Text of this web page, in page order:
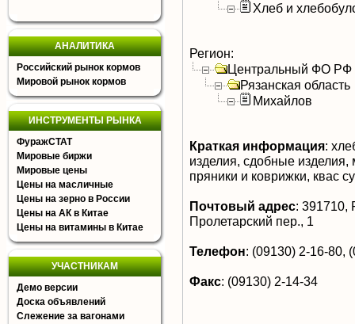
АНАЛИТИКА
Российский рынок кормов
Мировой рынок кормов
ИНСТРУМЕНТЫ РЫНКА
ФуражСТАТ
Мировые биржи
Мировые цены
Цены на масличные
Цены на зерно в России
Цены на АК в Китае
Цены на витамины в Китае
УЧАСТНИКАМ
Демо версии
Доска объявлений
Слежение за вагонами
Хлеб и
Регион:
Центральный ФО РФ
Рязанская область
Михайлов
Краткая информация:
изделия, сдобные
пряники и коврижки, квас
Почтовый адрес: 391710,
Пролетарский пер., 1
Телефон: (09130) 2-16-80,
Факс: (09130) 2-14-34